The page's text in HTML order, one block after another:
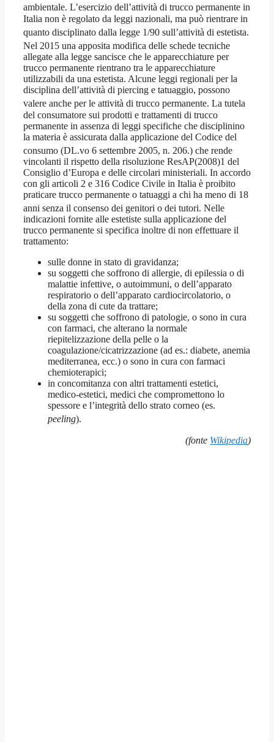
ambientale. L’esercizio dell’attività di trucco permanente in
Italia non è regolato da leggi nazionali, ma può rientrare in
quanto disciplinato dalla legge 1/90 sull’attività di estetista.
Nel 2015 una apposita modifica delle schede tecniche
allegate alla legge sancisce che le apparecchiature per
trucco permanente rientrano tra le apparecchiature
utilizzabili da una estetista. Alcune leggi regionali per la
disciplina dell’attività di piercing e tatuaggio, possono
valere anche per le attività di trucco permanente. La tutela
del consumatore sui prodotti e trattamenti di trucco
permanente in assenza di leggi specifiche che disciplinino
la materia è assicurata dalla applicazione del Codice del
consumo (DL.vo 6 settembre 2005, n. 206.) che rende
vincolanti il rispetto della risoluzione ResAP(2008)1 del
Consiglio d’Europa e delle circolari ministeriali. In accordo
con gli articoli 2 e 316 Codice Civile in Italia è proibito
praticare trucco permanente o tatuaggi a chi ha meno di 18
anni senza il consenso dei genitori o dei tutori. Nelle
indicazioni fornite alle estetiste sulla applicazione del
trucco permanente si specifica inoltre di non effettuare il
trattamento:
sulle donne in stato di gravidanza;
su soggetti che soffrono di allergie, di epilessia o di
malattie infettive, o autoimmuni, o dell’apparato
respiratorio o dell’apparato cardiocircolatorio, o
della zona di cute da trattare;
su soggetti che soffrono di patologie, o sono in cura
con farmaci, che alterano la normale
riepitelizzazione della pelle o la
coagulazione/cicatrizzazione (ad es.: diabete, anemia
mediterranea, ecc.) o sono in cura con farmaci
chemioterapici;
in concomitanza con altri trattamenti estetici,
medico-estetici, medici che compromettono lo
spessore e l’integrità dello strato corneo (es.
peeling).
(fonte Wikipedia)